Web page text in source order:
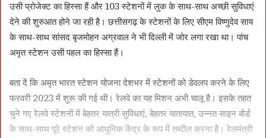
उसी प्रोजेक्ट का हिस्सा हैं और 103 स्टेशनों में लुक के साथ-साथ अच्छी सुविधाएं
देने की शुरुआत होने जा रही है। छत्तीसगढ़ के स्टेशनों के लिए सीएम विष्णुदेव साय
के साथ-साथ सांसद बृजमोहन अग्रवाल ने भी दिल्ली में जोर लगा रखा था। पांच
अमृत स्टेशन उसी पहल का हिस्सा हैं।
बता दें कि अमृत भारत स्टेशन योजना देशभर में स्टेशनों को डेवलप करने के लिए
फरवरी 2023 में शुरू की गई थी। रेलवे का यह मिशन अभी चालू है। इसके तहत
चुने गए रेलवे स्टेशनों में बेहतर यात्री सुविधाएं, बेहतर यातायात, उन्नत साइन बोर्ड
के साथ-साथ पूरे स्टेशन को आधुनिक केंद्र के रूप में तब्दील करना है। रेलमंत्री